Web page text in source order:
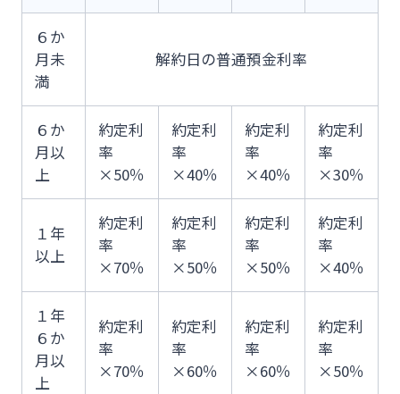
６か
月未
満
解約日の普通預金利率
６か
月以
上
約定利
率
×50％
約定利
率
×40％
約定利
率
×40％
約定利
率
×30％
１年
以上
約定利
率
×70％
約定利
率
×50％
約定利
率
×50％
約定利
率
×40％
１年
６か
月以
上
約定利
率
×70％
約定利
率
×60％
約定利
率
×60％
約定利
率
×50％